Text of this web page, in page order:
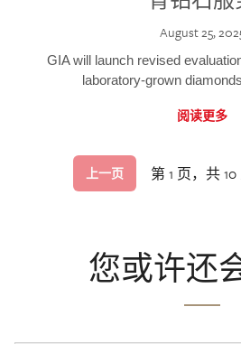
August 25,
GIA will launch revised
laboratory-grown
阅读更多
上一页 第 1 页，共 10
您或许还